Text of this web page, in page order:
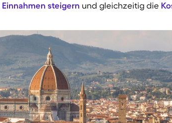
Einnahmen steigern und gleichzeitig die